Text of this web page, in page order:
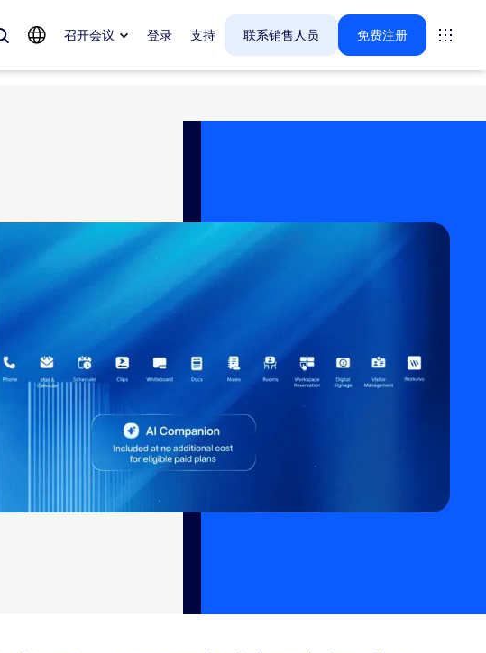
召开会议 登录 支持 联系销售人员 免费注册
客户体验洞察